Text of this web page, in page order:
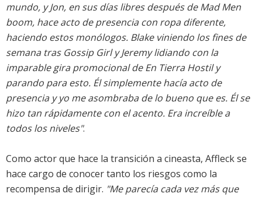
mundo, y Jon, en sus días libres después de Mad Men
boom, hace acto de presencia con ropa diferente,
haciendo estos monólogos. Blake viniendo los fines de
semana tras Gossip Girl y Jeremy lidiando con la
imparable gira promocional de En Tierra Hostil y
parando para esto. Él simplemente hacía acto de
presencia y yo me asombraba de lo bueno que es. Él se
hizo tan rápidamente con el acento. Era increíble a
todos los niveles".
Como actor que hace la transición a cineasta, Affleck se
hace cargo de conocer tanto los riesgos como la
recompensa de dirigir. "Me parecía cada vez más que